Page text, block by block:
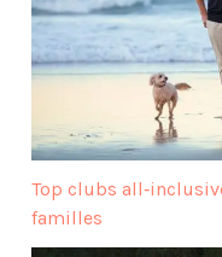
Top clubs
familles